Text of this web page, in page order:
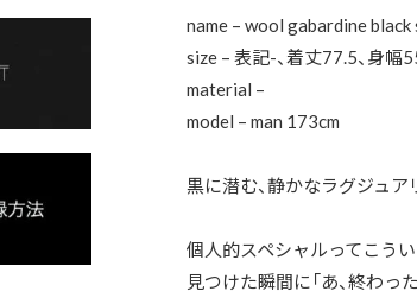
name – wool gabardine
size – 表記-、着丈77.5、身幅
material –
model – man 173cm
黒に潜む、静かなラグジュア
個人的スペシャルってこうい
見つけた瞬間に「あ、終わっ